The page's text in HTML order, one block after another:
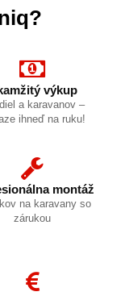
výkup
a karavanov –
ihneď na ruku!
montáž
na karavany so
zárukou